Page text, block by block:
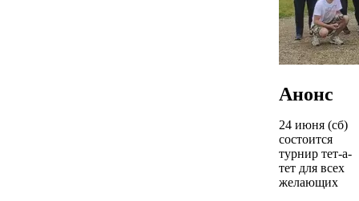
Анонс
24 июня (сб)
состоится
турнир тет-а-
тет для всех
желающих